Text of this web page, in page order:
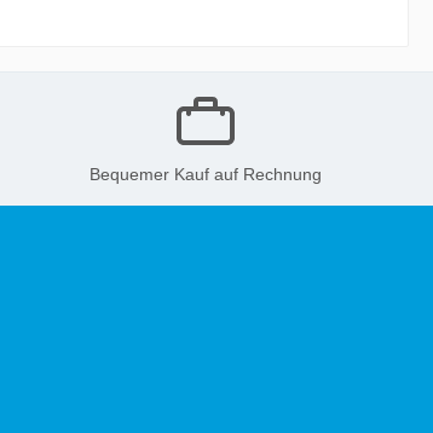
Bequemer Kauf auf Rechnung